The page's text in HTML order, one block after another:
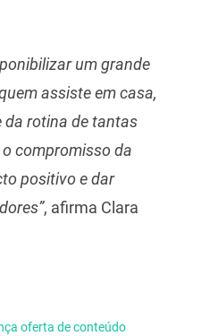
um grande
assiste em casa,
da rotina de tantas
compromisso da
positivo e dar
, afirma Clara
oferta de conteúdo